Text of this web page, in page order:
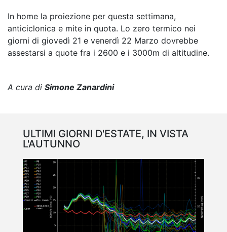
In home la proiezione per questa settimana,
anticiclonica e mite in quota. Lo zero termico nei
giorni di giovedì 21 e venerdì 22 Marzo dovrebbe
assestarsi a quote fra i 2600 e i 3000m di altitudine.
A cura di Simone Zanardini
ULTIMI GIORNI D'ESTATE, IN VISTA
L'AUTUNNO